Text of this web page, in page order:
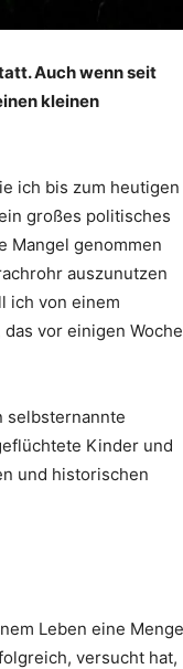
Auch wenn seit
kleinen
ich bis zum heutigen
großes politisches
Mangel genommen
auszunutzen
ich von einem
das vor einigen
selbsternannte
Kinder und
und historischen
Leben eine Menge
versucht hat,